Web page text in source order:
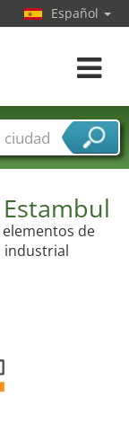
de
industrial
Español
toggle